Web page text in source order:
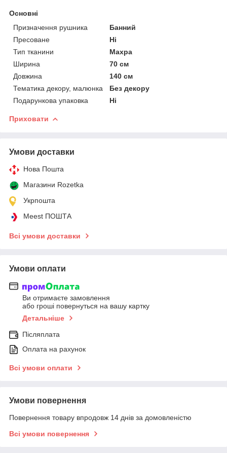
Основні
Призначення рушника
Банний
Пресоване
Ні
Тип тканини
Махра
Ширина
70 см
Довжина
140 см
Тематика декору, малюнка
Без декору
Подарункова упаковка
Ні
Приховати
Умови доставки
Нова Пошта
Магазини Rozetka
Укрпошта
Meest ПОШТА
Всі умови доставки
Умови оплати
Ви отримаєте замовлення
або гроші повернуться на вашу картку
Детальніше
Післяплата
Оплата на рахунок
Всі умови оплати
Умови повернення
Повернення товару впродовж 14 днів за домовленістю
Всі умови повернення